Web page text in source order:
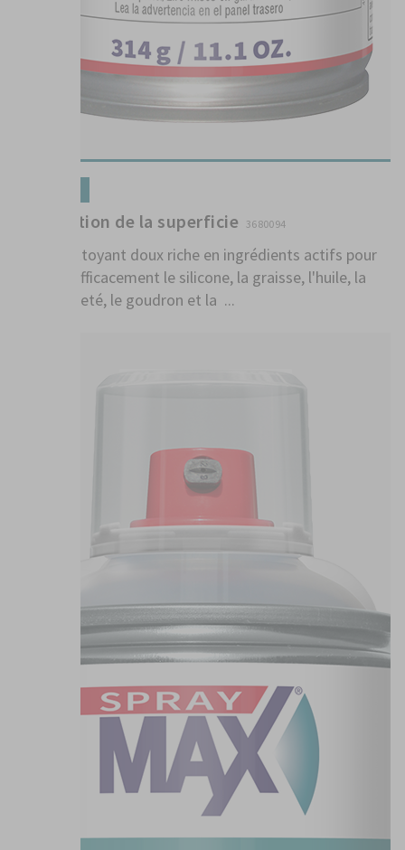
Préperation de la superficie 3680094
Agent nettoyant doux riche en ingrédients actifs pour
éliminer efficacement le silicone, la graisse, l'huile, la
cire, la saleté, le goudron et la ...